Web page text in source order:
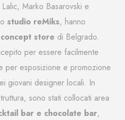
Marko Basarovski e
studio reMiks, hanno
store di Belgrado.
per essere facilmente
per esposizione e promozione
giovani designer locali. In
sono stati collocati area
bar e chocolate bar,